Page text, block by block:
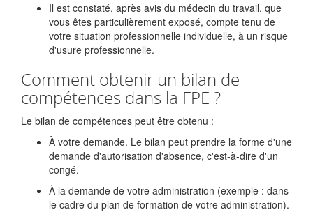
Il est constaté, après avis du médecin du travail, que
vous êtes particulièrement exposé, compte tenu de
votre situation professionnelle individuelle, à un risque
d'usure professionnelle.
Comment obtenir un bilan de
compétences dans la FPE ?
Le bilan de compétences peut être obtenu :
À votre demande. Le bilan peut prendre la forme d'une
demande d'autorisation d'absence, c'est-à-dire d'un
congé.
À la demande de votre administration (exemple : dans
le cadre du plan de formation de votre administration).